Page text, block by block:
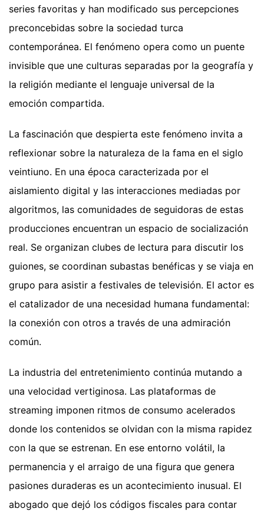
series favoritas y han modificado sus percepciones
preconcebidas sobre la sociedad turca
contemporánea. El fenómeno opera como un puente
invisible que une culturas separadas por la geografía y
la religión mediante el lenguaje universal de la
emoción compartida.
La fascinación que despierta este fenómeno invita a
reflexionar sobre la naturaleza de la fama en el siglo
veintiuno. En una época caracterizada por el
aislamiento digital y las interacciones mediadas por
algoritmos, las comunidades de seguidoras de estas
producciones encuentran un espacio de socialización
real. Se organizan clubes de lectura para discutir los
guiones, se coordinan subastas benéficas y se viaja en
grupo para asistir a festivales de televisión. El actor es
el catalizador de una necesidad humana fundamental:
la conexión con otros a través de una admiración
común.
La industria del entretenimiento continúa mutando a
una velocidad vertiginosa. Las plataformas de
streaming imponen ritmos de consumo acelerados
donde los contenidos se olvidan con la misma rapidez
con la que se estrenan. En ese entorno volátil, la
permanencia y el arraigo de una figura que genera
pasiones duraderas es un acontecimiento inusual. El
abogado que dejó los códigos fiscales para contar